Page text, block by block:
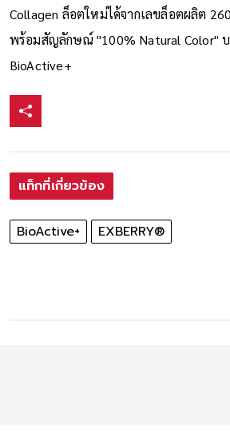
Collagen ล็อตใหม่ได้จากเลขล็อตผลิต
พร้อมสัญลักษณ์ "100% Natural Color"
BioActive+
แท็กที่เกี่ยวข้อง
BioActive+ EXBERRY®